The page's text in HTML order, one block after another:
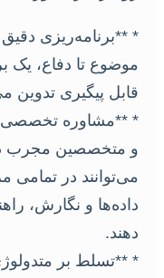
* **برنامه‌ریزی
موضوع تا دفاع، یک
قابل پیگیری تدوین
* **مشاوره تخصصی
و متخصصین مجرب
می‌توانند در تمامی
داده‌ها و نگارش،
دهند.
* **تسلط بر